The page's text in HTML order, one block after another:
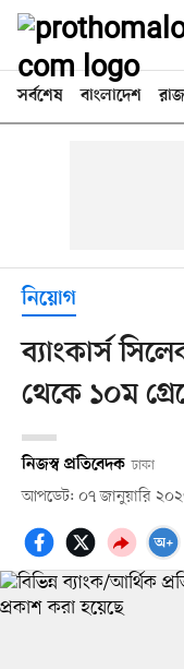
সর্বশেষ বাংলাদেশ
নিয়োগ
ব্যাংকার্স
থেকে ১০ম
নিজস্ব প্রতিবেদক ঢাকা
আপডেট: ০৭ জানুয়ারি